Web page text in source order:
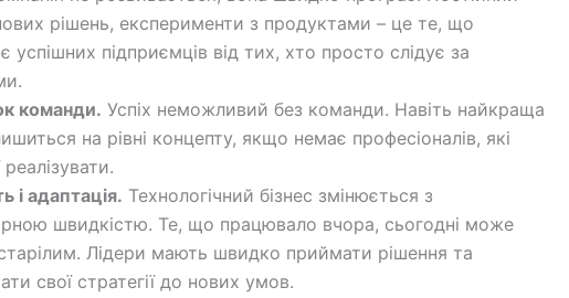
рішень, експерименти з продуктами – це те, що
успішних підприємців від тих, хто просто слідує за
команди. Успіх неможливий без команди. Навіть найкраща
на рівні концепту, якщо немає професіоналів, які
реалізувати.
і адаптація. Технологічний бізнес змінюється з
швидкістю. Те, що працювало вчора, сьогодні може
Лідери мають швидко приймати рішення та
свої стратегії до нових умов.